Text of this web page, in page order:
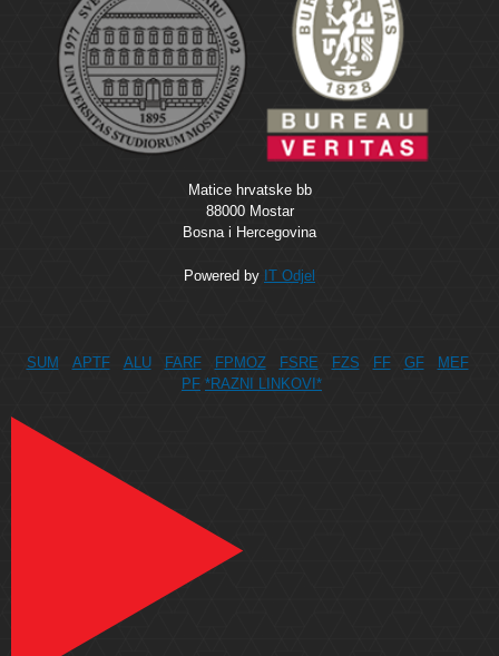
Matice hrvatske bb
88000 Mostar
Bosna i Hercegovina
Powered by IT Odjel
SUM APTF ALU FARF FPMOZ FSRE FZS FF GF
MEF
PF *RAZNI LINKOVI*